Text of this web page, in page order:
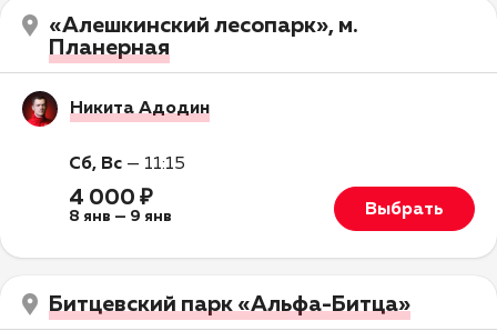
«Алешкинский лесопарк», м.
Планерная
Никита Адодин
Сб, Вс — 11:15
4 000 ₽
8 янв — 9 янв Выбрать
Битцевский парк «Альфа-Битца»